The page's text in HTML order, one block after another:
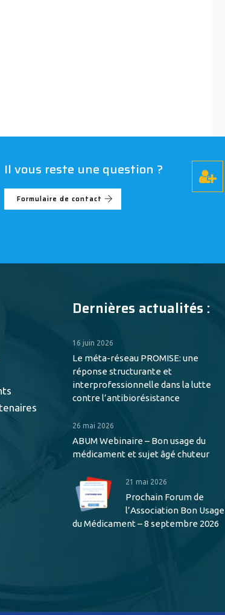
Il vous reste une question ?
Formulaire de contact
Dernières actualités :
16 juin 2026
Le méta-réseau PROMISE: une
réponse structurante et
interprofessionnelle dans la lutte
contre l’antibiorésistance
26 mai 2026
ABUM Webinaire – Bon usage du
médicament et sujet âgé chuteur
21 mai 2026
Prochain Forum de
l’Association Bon Usage
du Médicament – 8 septembre 2026